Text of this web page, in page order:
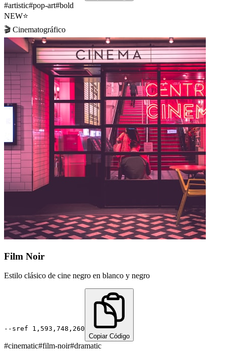
#artistic#pop-art#bold
NEW⭐
🎬 Cinematográfico
Film Noir
Estilo clásico de cine negro en blanco y negro
--sref 1,593,748,260
Copiar Código
#cinematic#film-noir#dramatic